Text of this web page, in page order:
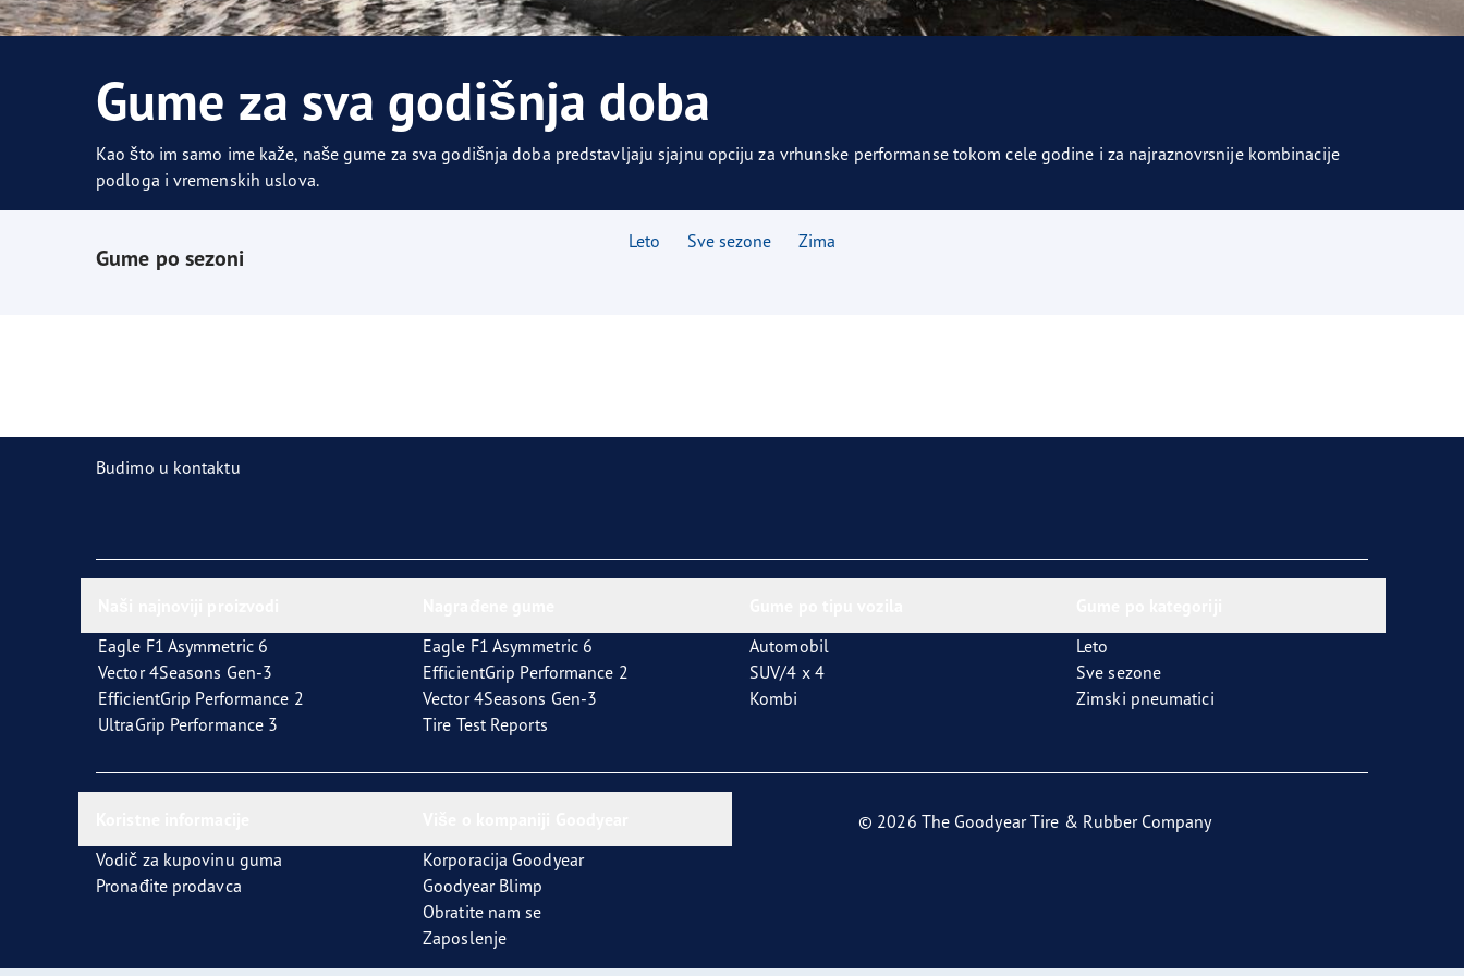
Održavanje pneumatika
Goodyear Blimp UltraGrip Performance 3
Gume za sva godišnja doba
Kao što im samo ime kaže, naše gume za sva godišnja doba predstavljaju sjajnu opciju za vrhunske performanse tokom cele godine i za najraznovrsnije kombinacije
podloga i vremenskih uslova.
Gume po sezoni
Leto Sve sezone Zima
Budimo u kontaktu
Eagle F1 Asymmetric 6
Vector 4Seasons Gen-3
EfficientGrip Performance 2
UltraGrip Performance 3
Eagle F1 Asymmetric 6
EfficientGrip Performance 2
Vector 4Seasons Gen-3
Tire Test Reports
Automobil
SUV/4 x 4
Kombi
Leto
Sve sezone
Zimski pneumatici
Vodič za kupovinu guma
Pronađite prodavca
Korporacija Goodyear
Goodyear Blimp
Obratite nam se
Zaposlenje
© 2026 The Goodyear Tire & Rubber Company